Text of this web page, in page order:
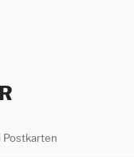
Postkarten